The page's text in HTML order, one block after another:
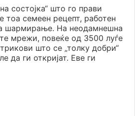
состојка“ што го прави
тоа семеен рецепт, работен
шармирање. На неодамнешна
мрежи, повеќе од 3500 луѓе
што се „толку добри“
да ги откријат. Еве ги